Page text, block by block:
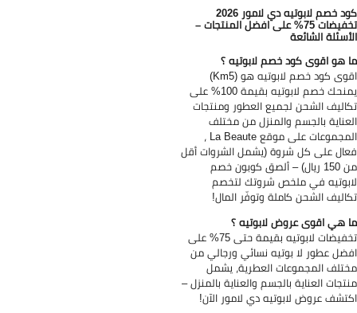
كود خصم لابوتيه دي لامور 2026
تخفيضات 75% على افضل المنتجات –
الشائعة
هو اقوى كود خصم لابوتيه ؟
اقوى كود خصم لابوتيه هو (Km5)
يمنحك خصم لابوتيه بقيمة 100% على
الشحن لجميع العطور ومنتجات
بالجسم والمنزل من مختلف
المجموعات على موقع La Beaute ،
على كل شروة (يشمل الشروات أقل
من 150 ريال) – ألصق كوبون خصم
في ملخص شروتك لتخصم
الشحن كاملة وتوفّر المال!
هي اقوى عروض لابوتيه ؟
تخفيضات لابوتيه بقيمة حتى 75% على
عطور لا بوتيه نسائي ورجالي من
المجموعات العطرية، يشمل
العناية بالجسم والعناية بالمنزل –
عروض لابوتيه دي لامور الآن!